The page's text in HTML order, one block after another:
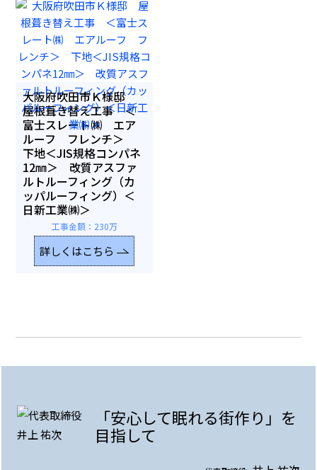
大阪府吹田市Ｋ様邸
屋根葺き替え工事 ＜
富士スレート㈱ エア
ルーフ フレンチ＞
下地＜JIS規格コンパネ
12㎜＞ 改質アスファ
ルトルーフィング（カ
ッパルーフィング）＜
日新工業㈱＞
工事金額：230万
詳しくはこちら
「安心して眠れる街作り」を
目指して